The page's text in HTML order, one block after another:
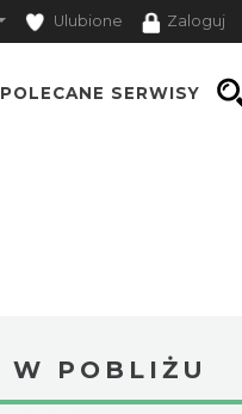
Ulubione Zaloguj
POLECANE SERWISY
W POBLIŻU